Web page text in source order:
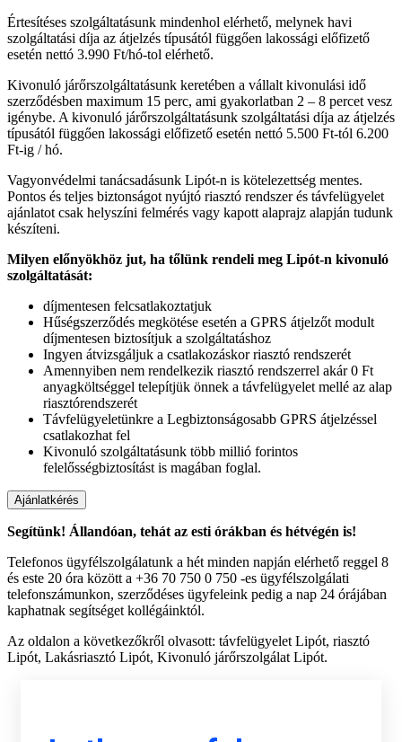
Értesítéses szolgáltatásunk mindenhol elérhető, melynek havi
szolgáltatási díja az átjelzés típusától függően lakossági előfizető
esetén nettó 3.990 Ft/hó-tol elérhető.
Kivonuló járőrszolgáltatásunk keretében a vállalt kivonulási idő
szerződésben maximum 15 perc, ami gyakorlatban 2 – 8 percet vesz
igénybe. A kivonuló járőrszolgáltatásunk szolgáltatási díja az átjelzés
típusától függően lakossági előfizető esetén nettó 5.500 Ft-tól 6.200
Ft-ig / hó.
Vagyonvédelmi tanácsadásunk Lipót-n is kötelezettség mentes.
Pontos és teljes biztonságot nyújtó riasztó rendszer és távfelügyelet
ajánlatot csak helyszíni felmérés vagy kapott alaprajz alapján tudunk
készíteni.
Milyen előnyökhöz jut, ha tőlünk rendeli meg Lipót-n kivonuló
szolgáltatását:
díjmentesen felcsatlakoztatjuk
Hűségszerződés megkötése esetén a GPRS átjelzőt modult
díjmentesen biztosítjuk a szolgáltatáshoz
Ingyen átvizsgáljuk a csatlakozáskor riasztó rendszerét
Amennyiben nem rendelkezik riasztó rendszerrel akár 0 Ft
anyagköltséggel telepítjük önnek a távfelügyelet mellé az alap
riasztórendszerét
Távfelügyeletünkre a Legbiztonságosabb GPRS átjelzéssel
csatlakozhat fel
Kivonuló szolgáltatásunk több millió forintos
felelősségbiztosítást is magában foglal.
Segítünk! Állandóan, tehát az esti órákban és hétvégén is!
Telefonos ügyfélszolgálatunk a hét minden napján elérhető reggel 8
és este 20 óra között a +36 70 750 0 750 -es ügyfélszolgálati
telefonszámunkon, szerződéses ügyfeleink pedig a nap 24 órájában
kaphatnak segítséget kollégáinktól.
Az oldalon a következőkről olvasott: távfelügyelet Lipót, riasztó
Lipót, Lakásriasztó Lipót, Kivonuló járőrszolgálat Lipót.